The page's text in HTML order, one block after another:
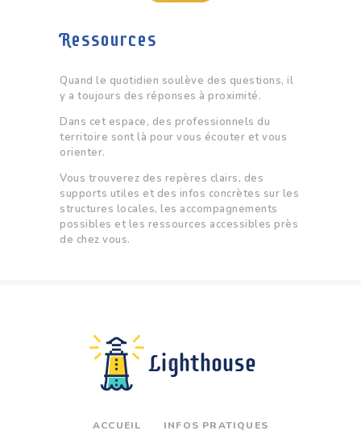
Ressources
Quand le quotidien soulève des questions, il
y a toujours des réponses à proximité.
Dans cet espace, des professionnels du
territoire sont là pour vous écouter et vous
orienter.
Vous trouverez des repères clairs, des
supports utiles et des infos concrètes sur les
structures locales, les accompagnements
possibles et les ressources accessibles près
de chez vous.
ACCUEIL INFOS PRATIQUES